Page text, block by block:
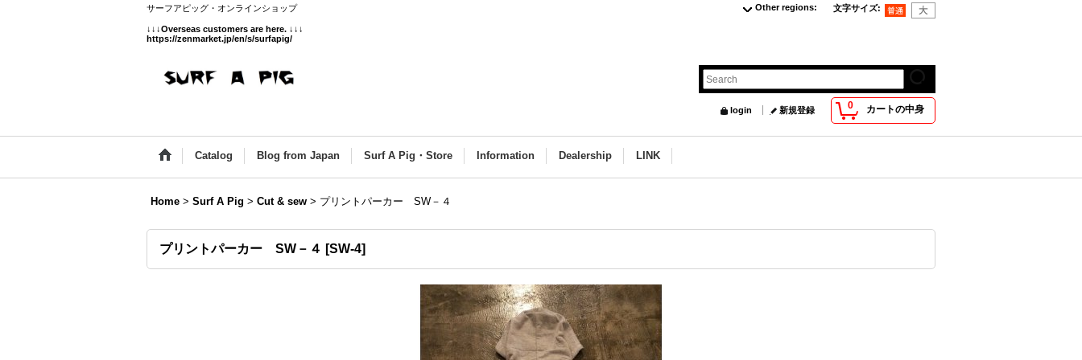
サーフアピッグ・オンラインショップ
↓↓↓Overseas customers are here. ↓↓↓
https://zenmarket.jp/en/s/surfapig/
文字サイズ:
Other regions:
0 カートの中身
login 新規登録
Catalog Blog from Japan Surf A Pig・Store Information Dealership LINK
Home > Surf A Pig > Cut & sew > プリントパーカー SW－４
プリントパーカー SW－４ [SW-4]